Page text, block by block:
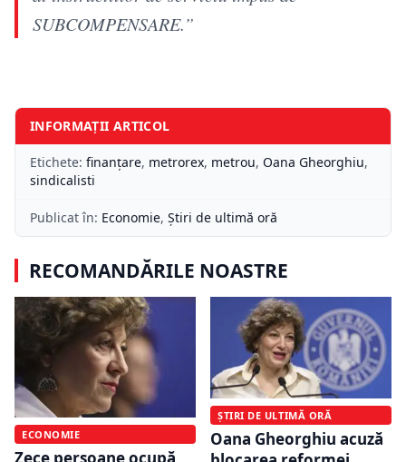
SUBCOMPENSARE.”
INFORMAȚII ARTICOL
Etichete: finanțare, metrorex, metrou, Oana Gheorghiu,
sindicalisti
Publicat în: Economie, Știri de ultimă oră
RECOMANDĂRILE NOASTRE
ECONOMIE
ȘTIRI DE ULTIMĂ ORĂ
Oana Gheorghiu acuză